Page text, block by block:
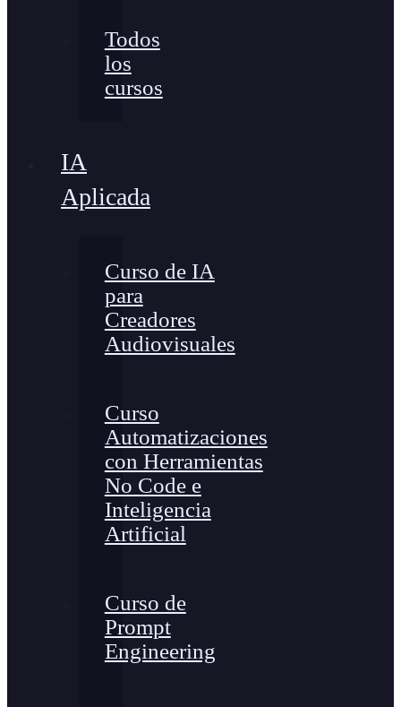
Todos
los
cursos
IA
Aplicada
Curso de IA
para
Creadores
Audiovisuales
Curso
Automatizaciones
con Herramientas
No Code e
Inteligencia
Artificial
Curso de
Prompt
Engineering